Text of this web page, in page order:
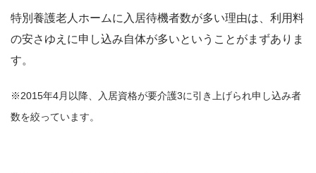
特別養護老人ホームに入居待機者数が多い理由は、利用料
の安さゆえに申し込み自体が多いということがまずありま
す。
※2015年4月以降、入居資格が要介護3に引き上げられ申し込み者
数を絞っています。